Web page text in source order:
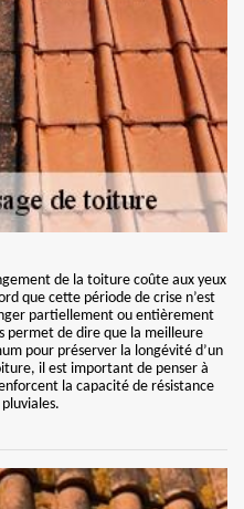
de la toiture coûte aux yeux
que cette période de crise n’est
partiellement ou entièrement
permet de dire que la meilleure
pour préserver la longévité d’un
il est important de penser à
la capacité de résistance